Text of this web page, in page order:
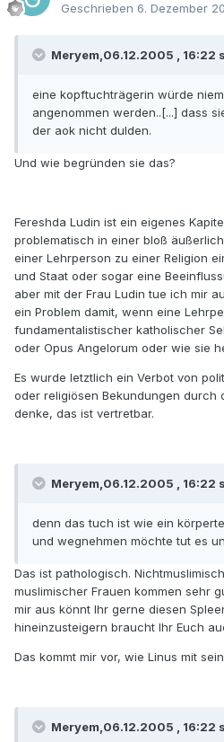
Geschrieben 6. Dezember
Meryem,06.12.2005 , 16:22
eine kopftuchträgerin würde
angenommen werden..[...] dass
der aok nicht dulden.
Und wie begründen sie das?
Fereshda Ludin ist ein eigenes
problematisch in einer bloß
einer Lehrperson zu einer Religion
und Staat oder sogar eine
aber mit der Frau Ludin tue ich mir
ein Problem damit, wenn eine
fundamentalistischer katholischer
oder Opus Angelorum oder wie sie
Es wurde letztlich ein Verbot von
oder religiösen Bekundungen durch
denke, das ist vertretbar.
Meryem,06.12.2005 , 16:22
denn das tuch ist wie ein
und wegnehmen möchte tut es
Das ist pathologisch.
muslimischer Frauen kommen sehr
mir aus könnt Ihr gerne diesen
hineinzusteigern braucht Ihr Euch
Das kommt mir vor, wie Linus mit
Meryem,06.12.2005 , 16:22